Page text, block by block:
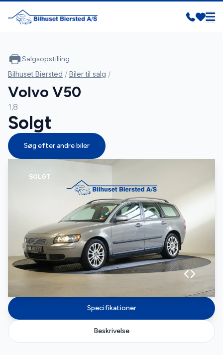
SOLGT
Specifikationer
Beskrivelse
Salgsopstilling
Bilhuset Biersted / Biler til salg /
Volvo V50
1,8
Solgt
Søg efter andre biler